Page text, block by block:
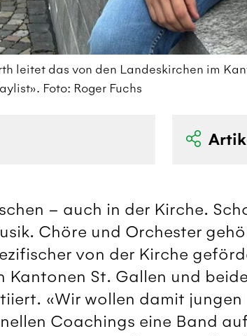
leitet das von den Landeskirchen im
Foto: Roger Fuchs
– auch in der Kirche.
Chöre und Orchester
von der Kirche
Kantonen St. Gallen und
«Wir wollen damit
Coachings eine Band